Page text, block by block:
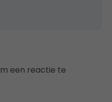
een reactie te